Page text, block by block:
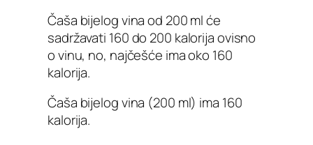
Čaša bijelog vina od 200 ml će
sadržavati 160 do 200 kalorija ovisno
o vinu, no, najčešće ima oko 160
kalorija.
Čaša bijelog vina (200 ml) ima 160
kalorija.